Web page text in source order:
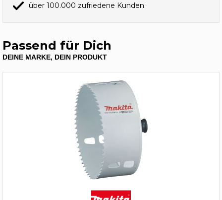
über 100.000 zufriedene Kunden
Passend für Dich
DEINE MARKE, DEIN PRODUKT